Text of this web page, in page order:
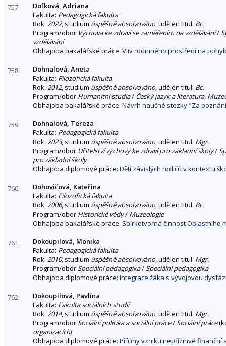
757.
Dofková, Adriana
Fakulta: Pedagogická fakulta
Rok: 2022, studium úspěšně absolvováno, udělen titul: Bc.
Program/obor Výchova ke zdraví se zaměřením na vzdělávání/
vzdělávání
Obhajoba bakalářské práce: Vliv rodinného prostředí na
758.
Dohnalová, Aneta
Fakulta: Filozofická fakulta
Rok: 2012, studium úspěšně absolvováno, udělen titul: Bc.
Program/obor Humanitní studia/ Český jazyk a literatura,
Obhajoba bakalářské práce: Návrh naučné stezky "Za
759.
Dohnalová, Tereza
Fakulta: Pedagogická fakulta
Rok: 2023, studium úspěšně absolvováno, udělen titul: Mgr.
Program/obor Učitelství výchovy ke zdraví pro základní školy/
pro základní školy
Obhajoba diplomové práce: Děti závislých rodičů v kontextu
760.
Dohovičová, Kateřina
Fakulta: Filozofická fakulta
Rok: 2006, studium úspěšně absolvováno, udělen titul: Bc.
Program/obor Historické vědy/ Muzeologie
Obhajoba bakalářské práce: Sbírkotvorná činnost Oblastního
761.
Dokoupilová, Monika
Fakulta: Pedagogická fakulta
Rok: 2010, studium úspěšně absolvováno, udělen titul: Mgr.
Program/oborSpeciální pedagogika/Speciální pedagogika
Obhajoba diplomové práce: Integrace žáka s vývojovou
762.
Dokoupilová, Pavlína
Fakulta: Fakulta sociálních studií
Rok: 2014, studium úspěšně absolvováno, udělen titul: Mgr.
Program/oborSociální politika a sociální práce/Sociální práce
organizacích)
Obhajoba diplomové práce: Příčiny vzniku nepříznivé